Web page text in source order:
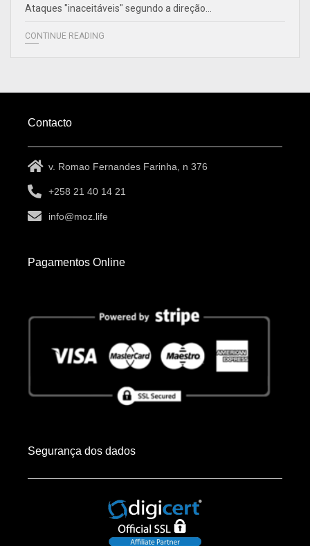
Ataques "inaceitáveis" segundo a direção…
CONTINUE READING
Contacto
v. Romao Fernandes Farinha, n 376
+258 21 40 14 21
info@moz.life
Pagamentos Online
Segurança dos dados